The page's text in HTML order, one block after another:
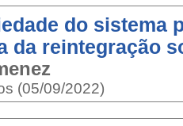
do sistema
da reintegração
(05/09/2022)